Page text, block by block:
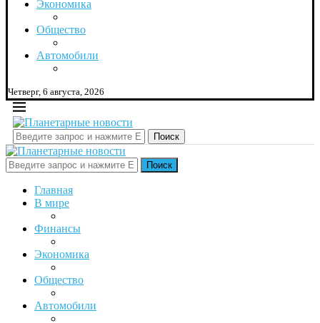
Экономика
Общество
Автомобили
Четверг, 6 августа, 2026
Поиск
Поиск
Главная
В мире
Финансы
Экономика
Общество
Автомобили